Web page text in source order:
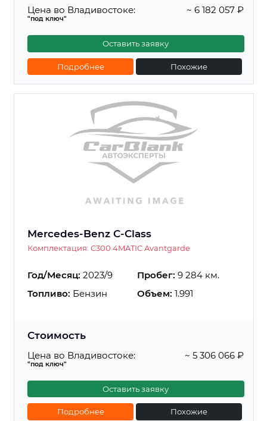
Цена во Владивостоке:
"под ключ"
~ 6 182 057 ₽
Оставить заявку
Подробнее Похожие
Mercedes-Benz C-Class
Комплектация: C300 4MATIC Avantgarde
Год/Месяц: 2023/9 Пробег: 9 284 км.
Топливо: Бензин Объем: 1.991
Стоимость
Цена во Владивостоке:
"под ключ"
~ 5 306 066 ₽
Оставить заявку
Подробнее Похожие